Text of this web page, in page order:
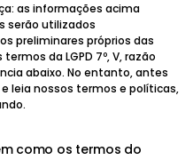
as informações acima
serão utilizados
preliminares próprios das
da LGPD 7º, V, razão
abaixo. No entanto, antes
leia nossos termos e políticas,
como os termos do